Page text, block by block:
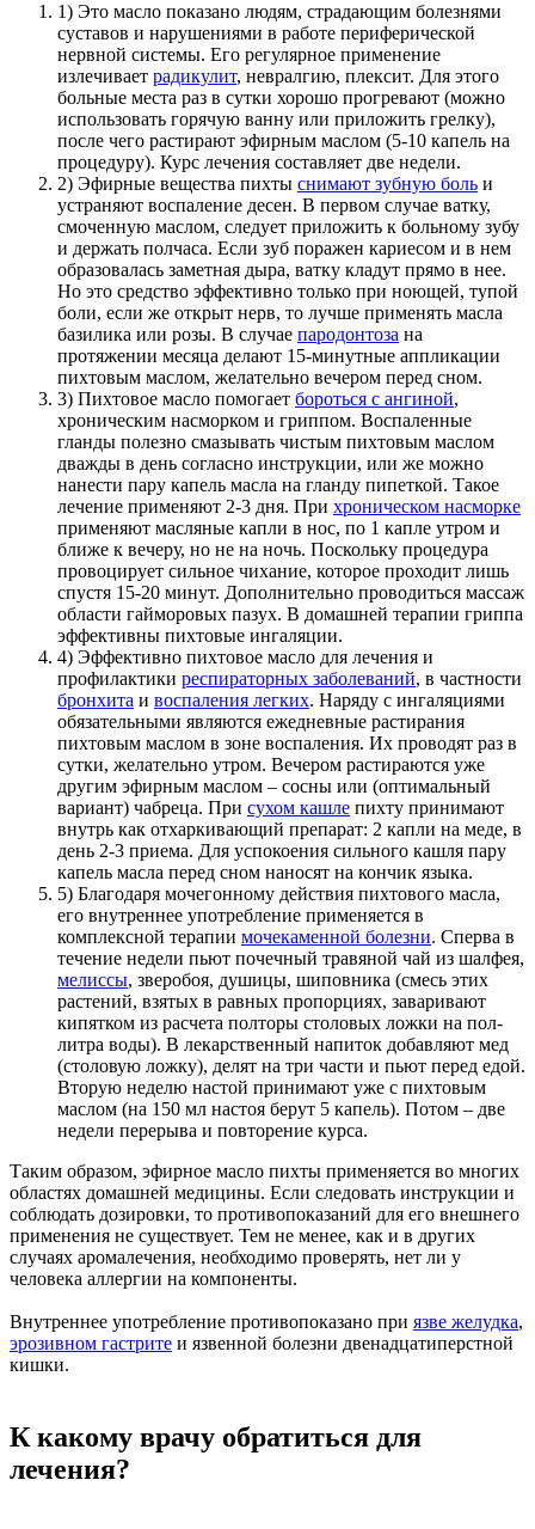
1) Это масло показано людям, страдающим болезнями
суставов и нарушениями в работе периферической
нервной системы. Его регулярное применение
излечивает радикулит, невралгию, плексит. Для этого
больные места раз в сутки хорошо прогревают (можно
использовать горячую ванну или приложить грелку),
после чего растирают эфирным маслом (5-10 капель на
процедуру). Курс лечения составляет две недели.
2) Эфирные вещества пихты снимают зубную боль и
устраняют воспаление десен. В первом случае ватку,
смоченную маслом, следует приложить к больному зубу
и держать полчаса. Если зуб поражен кариесом и в нем
образовалась заметная дыра, ватку кладут прямо в нее.
Но это средство эффективно только при ноющей, тупой
боли, если же открыт нерв, то лучше применять масла
базилика или розы. В случае пародонтоза на
протяжении месяца делают 15-минутные аппликации
пихтовым маслом, желательно вечером перед сном.
3) Пихтовое масло помогает бороться с ангиной,
хроническим насморком и гриппом. Воспаленные
гланды полезно смазывать чистым пихтовым маслом
дважды в день согласно инструкции, или же можно
нанести пару капель масла на гланду пипеткой. Такое
лечение применяют 2-3 дня. При хроническом насморке
применяют масляные капли в нос, по 1 капле утром и
ближе к вечеру, но не на ночь. Поскольку процедура
провоцирует сильное чихание, которое проходит лишь
спустя 15-20 минут. Дополнительно проводиться массаж
области гайморовых пазух. В домашней терапии гриппа
эффективны пихтовые ингаляции.
4) Эффективно пихтовое масло для лечения и
профилактики респираторных заболеваний, в частности
бронхита и воспаления легких. Наряду с ингаляциями
обязательными являются ежедневные растирания
пихтовым маслом в зоне воспаления. Их проводят раз в
сутки, желательно утром. Вечером растираются уже
другим эфирным маслом – сосны или (оптимальный
вариант) чабреца. При сухом кашле пихту принимают
внутрь как отхаркивающий препарат: 2 капли на меде, в
день 2-3 приема. Для успокоения сильного кашля пару
капель масла перед сном наносят на кончик языка.
5) Благодаря мочегонному действия пихтового масла,
его внутреннее употребление применяется в
комплексной терапии мочекаменной болезни. Сперва в
течение недели пьют почечный травяной чай из шалфея,
мелиссы, зверобоя, душицы, шиповника (смесь этих
растений, взятых в равных пропорциях, заваривают
кипятком из расчета полторы столовых ложки на пол-
литра воды). В лекарственный напиток добавляют мед
(столовую ложку), делят на три части и пьют перед едой.
Вторую неделю настой принимают уже с пихтовым
маслом (на 150 мл настоя берут 5 капель). Потом – две
недели перерыва и повторение курса.
Таким образом, эфирное масло пихты применяется во многих
областях домашней медицины. Если следовать инструкции и
соблюдать дозировки, то противопоказаний для его внешнего
применения не существует. Тем не менее, как и в других
случаях аромалечения, необходимо проверять, нет ли у
человека аллергии на компоненты.
Внутреннее употребление противопоказано при язве желудка,
эрозивном гастрите и язвенной болезни двенадцатиперстной
кишки.
К какому врачу обратиться для
лечения?